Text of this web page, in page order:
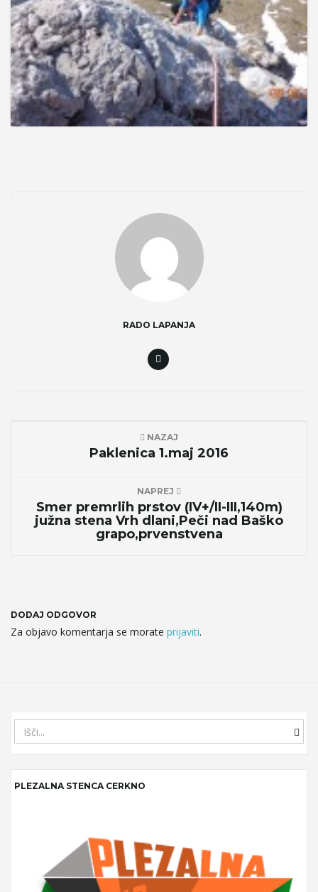
RADO LAPANJA
NAZAJ
Paklenica 1.maj 2016
NAPREJ
Smer premrlih prstov (IV+/II-III,140m)
južna stena Vrh dlani,Peči nad Baško
grapo,prvenstvena
DODAJ ODGOVOR
Za objavo komentarja se morate prijaviti.
e
a
r
c
PLEZALNA STENCA CERKNO